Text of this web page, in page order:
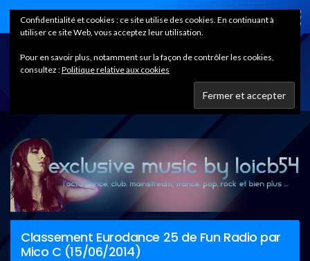
Home
Classement Eurodance 25 de Fun Radio par
Mico C (15/06/2014)
Confidentialité et cookies : ce site utilise des cookies. En continuant à
utiliser ce site Web, vous acceptez leur utilisation.
Pour en savoir plus, notamment sur la façon de contrôler les cookies,
consultez :Politique relative aux cookies